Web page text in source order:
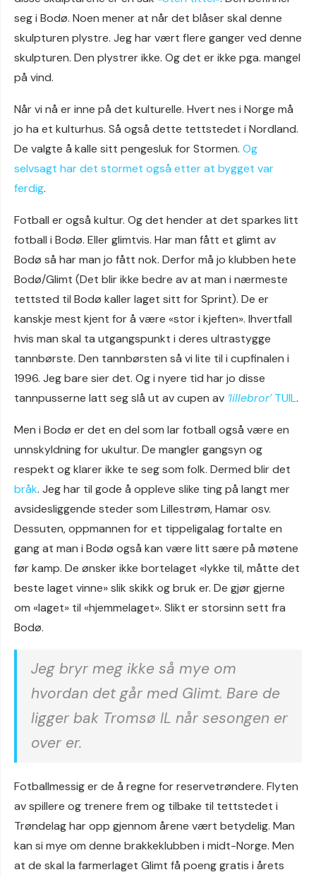
seg i Bodø. Noen mener at når det blåser skal denne
skulpturen plystre. Jeg har vært flere ganger ved denne
skulpturen. Den plystrer ikke. Og det er ikke pga. mangel
på vind.
Når vi nå er inne på det kulturelle. Hvert nes i Norge må
jo ha et kulturhus. Så også dette tettstedet i Nordland.
De valgte å kalle sitt pengesluk for Stormen. Og
selvsagt har det stormet også etter at bygget var
ferdig.
Fotball er også kultur. Og det hender at det sparkes litt
fotball i Bodø. Eller glimtvis. Har man fått et glimt av
Bodø så har man jo fått nok. Derfor må jo klubben hete
Bodø/Glimt (Det blir ikke bedre av at man i nærmeste
tettsted til Bodø kaller laget sitt for Sprint). De er
kanskje mest kjent for å være «stor i kjeften». Ihvertfall
hvis man skal ta utgangspunkt i deres ultrastygge
tannbørste. Den tannbørsten så vi lite til i cupfinalen i
1996. Jeg bare sier det. Og i nyere tid har jo disse
tannpusserne latt seg slå ut av cupen av ‘lillebror’TUIL.
Men i Bodø er det en del som lar fotball også være en
unnskyldning for ukultur. De mangler gangsyn og
respekt og klarer ikke te seg som folk. Dermed blir det
bråk. Jeg har til gode å oppleve slike ting på langt mer
avsidesliggende steder som Lillestrøm, Hamar osv.
Dessuten, oppmannen for et tippeligalag fortalte en
gang at man i Bodø også kan være litt sære på møtene
før kamp. De ønsker ikke bortelaget «lykke til, måtte det
beste laget vinne» slik skikk og bruk er. De gjør gjerne
om «laget» til «hjemmelaget». Slikt er storsinn sett fra
Bodø.
Jeg bryr meg ikke så mye om
hvordan det går med Glimt. Bare de
ligger bak Tromsø IL når sesongen er
over er.
Fotballmessig er de å regne for reservetrøndere. Flyten
av spillere og trenere frem og tilbake til tettstedet i
Trøndelag har opp gjennom årene vært betydelig. Man
kan si mye om denne brakkeklubben i midt-Norge. Men
at de skal la farmerlaget Glimt få poeng gratis i årets